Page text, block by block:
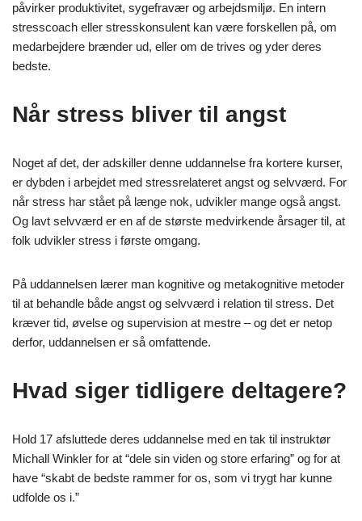
påvirker produktivitet, sygefravær og arbejdsmiljø. En intern
stresscoach eller stresskonsulent kan være forskellen på, om
medarbejdere brænder ud, eller om de trives og yder deres
bedste.
Når stress bliver til angst
Noget af det, der adskiller denne uddannelse fra kortere kurser,
er dybden i arbejdet med stressrelateret angst og selvværd. For
når stress har stået på længe nok, udvikler mange også angst.
Og lavt selvværd er en af de største medvirkende årsager til, at
folk udvikler stress i første omgang.
På uddannelsen lærer man kognitive og metakognitive metoder
til at behandle både angst og selvværd i relation til stress. Det
kræver tid, øvelse og supervision at mestre – og det er netop
derfor, uddannelsen er så omfattende.
Hvad siger tidligere deltagere?
Hold 17 afsluttede deres uddannelse med en tak til instruktør
Michall Winkler for at “dele sin viden og store erfaring” og for at
have “skabt de bedste rammer for os, som vi trygt har kunne
udfolde os i.”